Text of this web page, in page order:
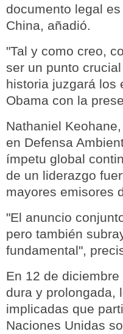
documento legal
China, añadió.
"Tal y como creo,
ser un punto
historia juzgará los
Obama con la
Nathaniel
en Defensa
ímpetu global
de un liderazgo
mayores emisores
"El anuncio
pero también
fundamental",
En 12 de
dura y prolongada,
implicadas que
Naciones Unidas